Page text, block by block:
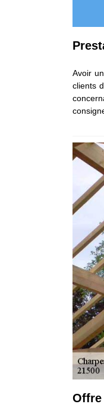
Avoir
clients